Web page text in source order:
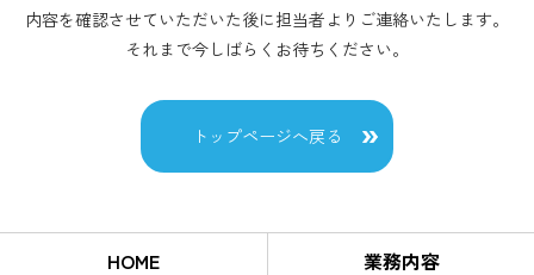
内容を確認させていただいた後に担当者よりご連絡いたします。
それまで今しばらくお待ちください。
トップページへ戻る
HOME
業務内容